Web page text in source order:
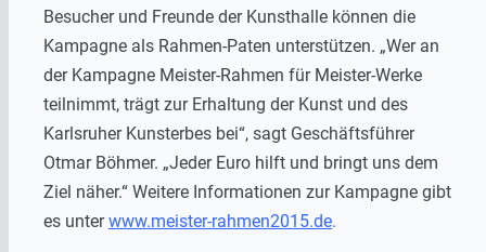
Besucher und Freunde der Kunsthalle können die
Kampagne als Rahmen-Paten unterstützen. „Wer an
der Kampagne Meister-Rahmen für Meister-Werke
teilnimmt, trägt zur Erhaltung der Kunst und des
Karlsruher Kunsterbes bei“, sagt Geschäftsführer
Otmar Böhmer. „Jeder Euro hilft und bringt uns dem
Ziel näher.“ Weitere Informationen zur Kampagne gibt
es unterwww.meister-rahmen2015.de.